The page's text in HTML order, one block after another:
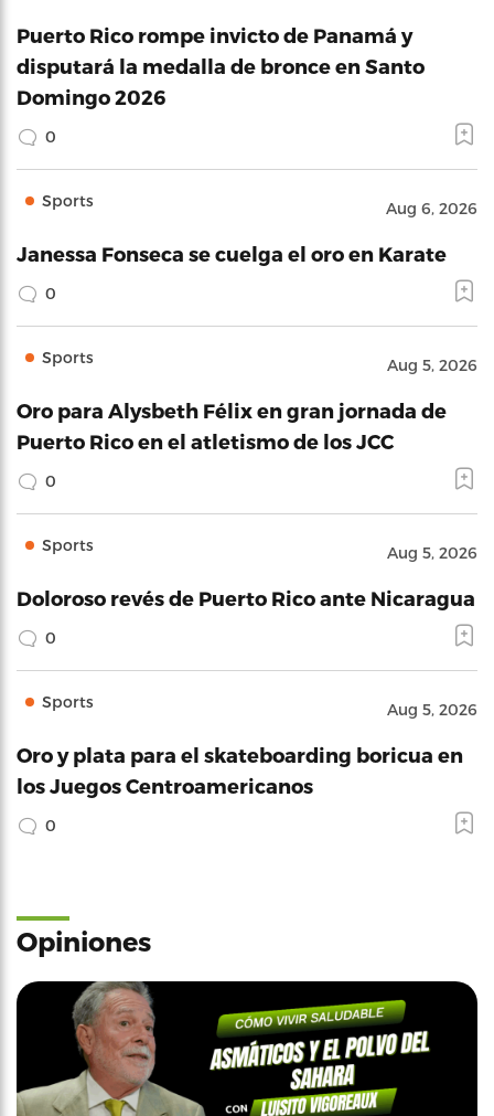
Puerto Rico rompe invicto de Panamá y
disputará la medalla de bronce en Santo
Domingo 2026
0
Sports Aug 6, 2026
Janessa Fonseca se cuelga el oro en Karate
0
Sports Aug 5, 2026
Oro para Alysbeth Félix en gran jornada de
Puerto Rico en el atletismo de los JCC
0
Sports Aug 5, 2026
Doloroso revés de Puerto Rico ante Nicaragua
0
Sports Aug 5, 2026
Oro y plata para el skateboarding boricua en
los Juegos Centroamericanos
0
Opiniones